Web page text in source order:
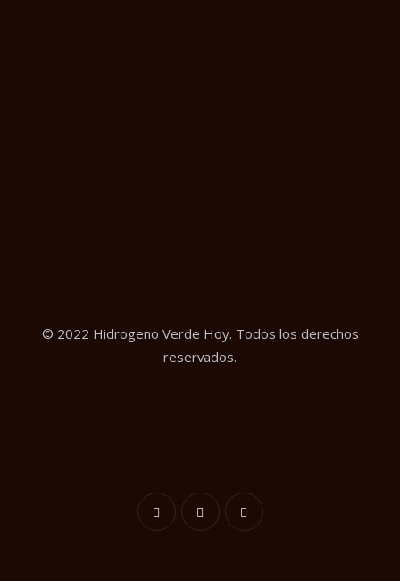
© 2022 Hidrogeno Verde Hoy. Todos los derechos
reservados.